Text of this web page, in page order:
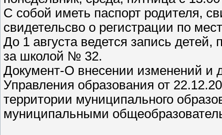
С собой иметь паспорт родителя,
свидетельсво о регистрации по
До 1 августа ведется запись
за школой № 32.
Документ-О внесении изменений и
Управления образования от
территории муниципального
муниципальными